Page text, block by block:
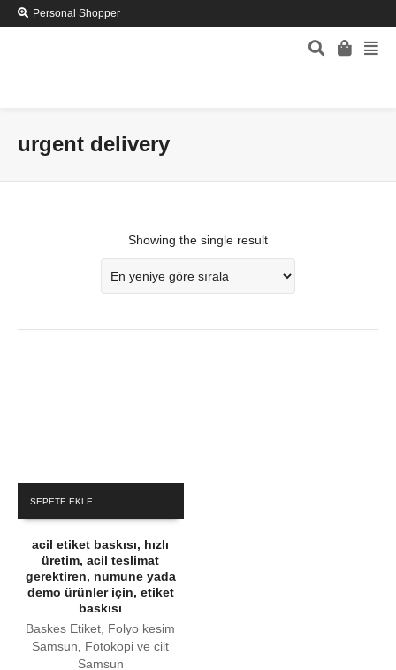
Personal Shopper
urgent delivery
Showing the single result
SEPETE EKLE
acil etiket baskısı, hızlı
üretim, acil teslimat
gerektiren, numune yada
demo ürünler için, etiket
baskısı
Baskes Etiket, Folyo kesim
Samsun
Fotokopi ve cilt
Samsun